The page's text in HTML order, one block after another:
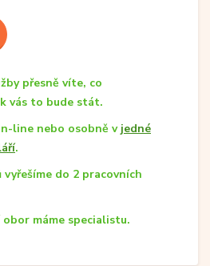
přesně víte, co
vás to bude stát.
line nebo osobně v jedné
.
vyřešíme do 2 pracovních
máme specialistu.